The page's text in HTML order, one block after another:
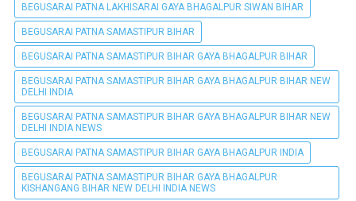
BEGUSARAI PATNA LAKHISARAI GAYA BHAGALPUR SIWAN BIHAR
BEGUSARAI PATNA SAMASTIPUR BIHAR
BEGUSARAI PATNA SAMASTIPUR BIHAR GAYA BHAGALPUR BIHAR
BEGUSARAI PATNA SAMASTIPUR BIHAR GAYA BHAGALPUR BIHAR NEW
DELHI INDIA
BEGUSARAI PATNA SAMASTIPUR BIHAR GAYA BHAGALPUR BIHAR NEW
DELHI INDIA NEWS
BEGUSARAI PATNA SAMASTIPUR BIHAR GAYA BHAGALPUR INDIA
BEGUSARAI PATNA SAMASTIPUR BIHAR GAYA BHAGALPUR
KISHANGANG BIHAR NEW DELHI INDIA NEWS